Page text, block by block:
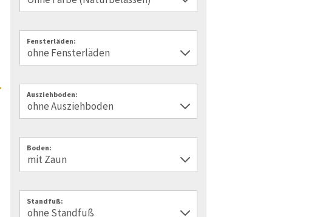
Fensterläden:
Ausziehboden:
Boden:
Standfuß: